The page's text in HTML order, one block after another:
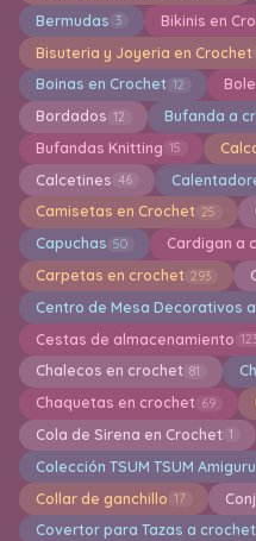
Bermudas 3 Bikinis en
Bisuteria y Joyeria en Crochet
Boinas en Crochet 12
Bordados 12 Bufanda a
Bufandas Knitting 15
Calcetines 46
Camisetas en Crochet 25
Capuchas 50 Cardigan a
Carpetas en crochet 293
Centro de Mesa Decorativos
Cestas de almacenamiento
Chalecos en crochet 81
Chaquetas en crochet 69
Cola de Sirena en Crochet 1
Colección TSUM TSUM
Collar de ganchillo 17
Covertor para Tazas a crochet